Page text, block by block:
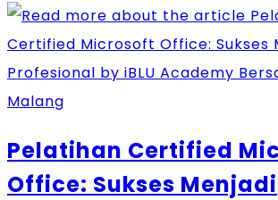
Pelatihan Certified
Office: Sukses Menjadi